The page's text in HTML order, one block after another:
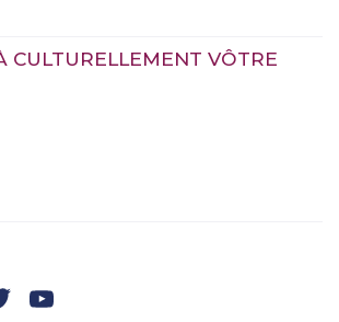
CULTURELLEMENT VÔTRE
Twitter